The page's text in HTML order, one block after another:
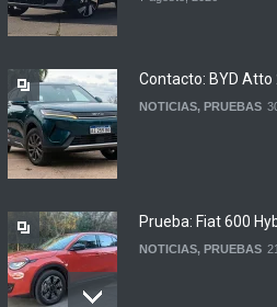
Contacto: BYD Atto
NOTICIAS, PRUEBAS
Prueba: Fiat 600
NOTICIAS, PRUEBAS